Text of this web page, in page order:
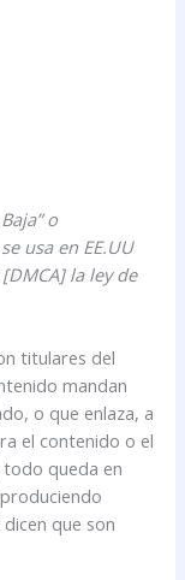
o
usa en EE.UU
la ley de
titulares del
mandan
o que enlaza, a
el contenido o el
todo queda en
que son